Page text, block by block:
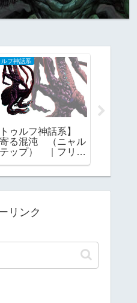
ルフ神話系
トゥルフ神話系】
る混沌 （ニャル
ップ） ｜フリー
リンク